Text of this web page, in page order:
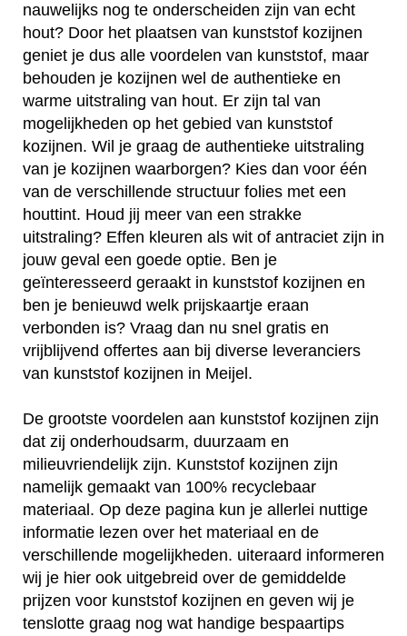
nauwelijks nog te onderscheiden zijn van echt
hout? Door het plaatsen van kunststof kozijnen
geniet je dus alle voordelen van kunststof, maar
behouden je kozijnen wel de authentieke en
warme uitstraling van hout. Er zijn tal van
mogelijkheden op het gebied van kunststof
kozijnen. Wil je graag de authentieke uitstraling
van je kozijnen waarborgen? Kies dan voor één
van de verschillende structuur folies met een
houttint. Houd jij meer van een strakke
uitstraling? Effen kleuren als wit of antraciet zijn in
jouw geval een goede optie. Ben je
geïnteresseerd geraakt in kunststof kozijnen en
ben je benieuwd welk prijskaartje eraan
verbonden is? Vraag dan nu snel gratis en
vrijblijvend offertes aan bij diverse leveranciers
van kunststof kozijnen in Meijel.
De grootste voordelen aan kunststof kozijnen zijn
dat zij onderhoudsarm, duurzaam en
milieuvriendelijk zijn. Kunststof kozijnen zijn
namelijk gemaakt van 100% recyclebaar
materiaal. Op deze pagina kun je allerlei nuttige
informatie lezen over het materiaal en de
verschillende mogelijkheden. uiteraard informeren
wij je hier ook uitgebreid over de gemiddelde
prijzen voor kunststof kozijnen en geven wij je
tenslotte graag nog wat handige bespaartips